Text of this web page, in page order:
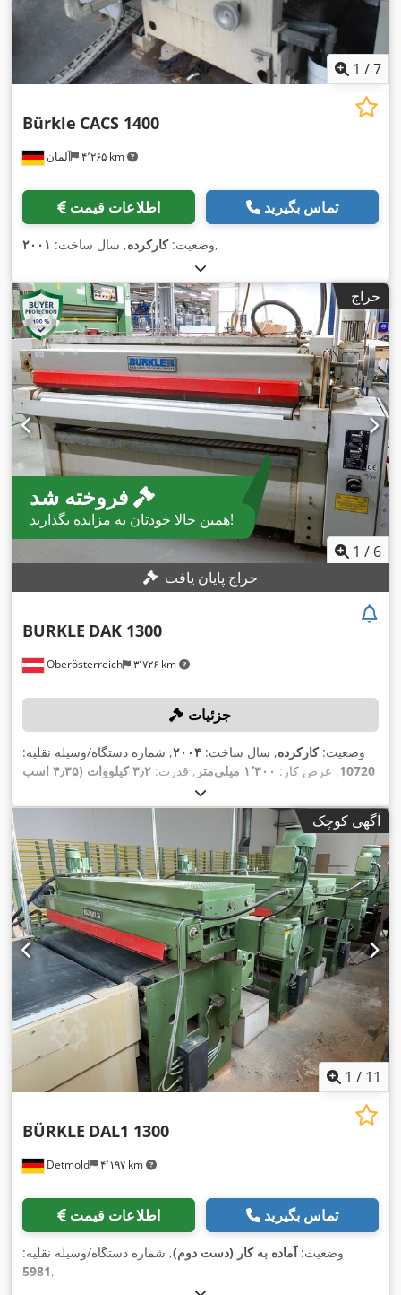
1 /7
آلمان ۴٬۲۶۵ km
Bürkle CACS 1400
اطلاعات قیمت تماس بگیرید
وضعیت:کارکرده, سال ساخت: ۲۰۰۱ ,
حراج
همین حالا خودتان به مزایده بگذارید!
1 / 6
حراج پایان یافت
Oberösterreich ۳٬۷۲۶ km
BURKLE DAK 1300
جزئیات
وضعیت:کارکرده, سال ساخت: ۲۰۰۴, شماره دستگاه/وسیله نقلیه:
10720, عرض کار: ۱٬۳۰۰ میلی‌متر , قدرت:
۳٫۲ کیلووات (۴٫۳۵ اسب
, عرض میز:
غلتک‌ها:۲ ,
آگهی کوچک
1 / 11
Detmold ۴٬۱۹۷ km
BÜRKLE DAL1 1300
اطلاعات قیمت تماس بگیرید
وضعیت:آماده به کار (دست دوم), شماره دستگاه/وسیله نقلیه:
5981,